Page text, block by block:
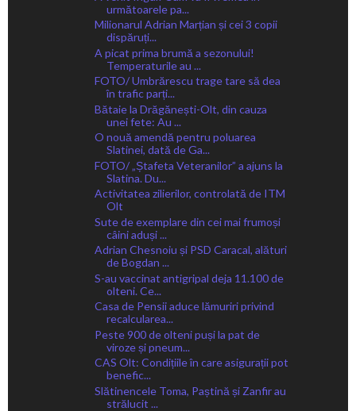
următoarele pa...
Milionarul Adrian Marțian și cei 3 copii
dispăruți...
A picat prima brumă a sezonului!
Temperaturile au ...
FOTO/ Umbrărescu trage tare să dea
în trafic parți...
Bătaie la Drăgănești-Olt, din cauza
unei fete: Au ...
O nouă amendă pentru poluarea
Slatinei, dată de Ga...
FOTO/ „Ștafeta Veteranilor” a ajuns la
Slatina. Du...
Activitatea zilierilor, controlată de ITM
Olt
Sute de exemplare din cei mai frumoși
câini aduși ...
Adrian Chesnoiu și PSD Caracal, alături
de Bogdan ...
S-au vaccinat antigripal deja 11.100 de
olteni. Ce...
Casa de Pensii aduce lămuriri privind
recalcularea...
Peste 900 de olteni puși la pat de
viroze și pneum...
CAS Olt: Condițiile în care asigurații pot
benefic...
Slătinencele Toma, Paștină și Zanfir au
strălucit ...